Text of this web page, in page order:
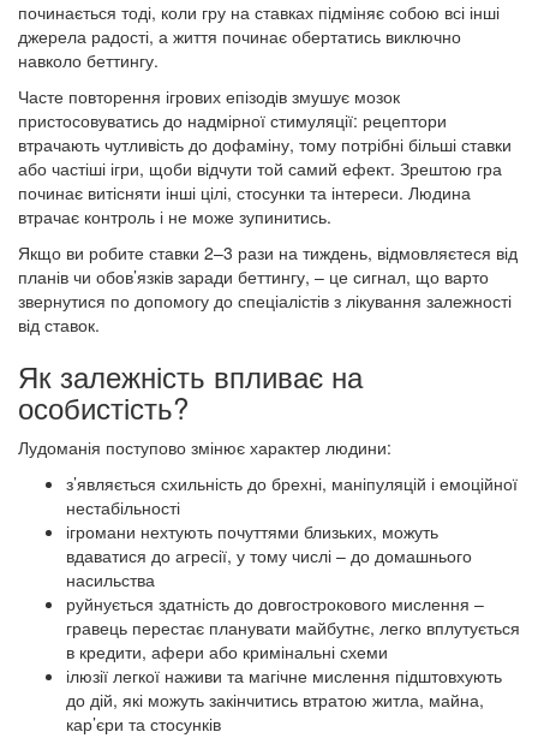
починається тоді, коли гру на ставках підміняє собою всі інші
джерела радості, а життя починає обертатись виключно
навколо беттингу.
Часте повторення ігрових епізодів змушує мозок
пристосовуватись до надмірної стимуляції: рецептори
втрачають чутливість до дофаміну, тому потрібні більші ставки
або частіші ігри, щоби відчути той самий ефект. Зрештою гра
починає витісняти інші цілі, стосунки та інтереси. Людина
втрачає контроль і не може зупинитись.
Якщо ви робите ставки 2–3 рази на тиждень, відмовляєтеся від
планів чи обов’язків заради беттингу, – це сигнал, що варто
звернутися по допомогу до спеціалістів з лікування залежності
від ставок.
Як залежність впливає на
особистість?
Лудоманія поступово змінює характер людини:
з’являється схильність до брехні, маніпуляцій і емоційної
нестабільності
ігромани нехтують почуттями близьких, можуть
вдаватися до агресії, у тому числі – до домашнього
насильства
руйнується здатність до довгострокового мислення –
гравець перестає планувати майбутнє, легко вплутується
в кредити, афери або кримінальні схеми
ілюзії легкої наживи та магічне мислення підштовхують
до дій, які можуть закінчитись втратою житла, майна,
кар’єри та стосунків